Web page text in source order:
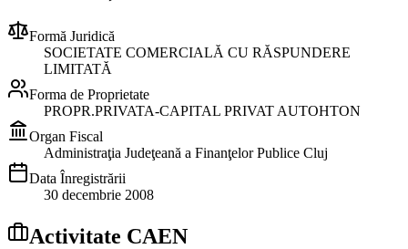
Formă Juridică
SOCIETATE COMERCIALĂ CU RĂSPUNDERE
LIMITATĂ
Forma de Proprietate
PROPR.PRIVATA-CAPITAL PRIVAT AUTOHTON
Organ Fiscal
Administraţia Judeţeană a Finanţelor Publice Cluj
Data Înregistrării
30 decembrie 2008
Activitate CAEN